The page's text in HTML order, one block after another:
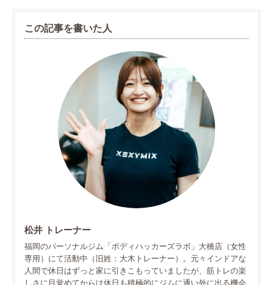
この記事を書いた人
松井 トレーナー
福岡のパーソナルジム「ボディハッカーズラボ」大橋店（女性
専用）にて活動中（旧姓：大木トレーナー）。元々インドアな
人間で休日はずっと家に引きこもっていましたが、筋トレの楽
しさに目覚めてからは休日も積極的にジムに通い外に出る機会